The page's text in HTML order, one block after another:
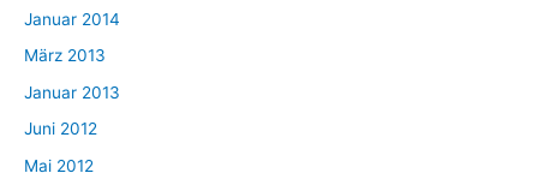
Januar 2014
März 2013
Januar 2013
Juni 2012
Mai 2012